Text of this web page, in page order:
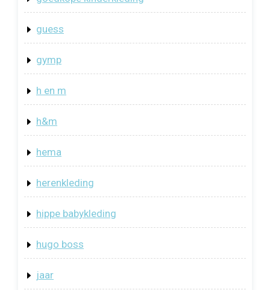
guess
gymp
h en m
h&m
hema
herenkleding
hippe babykleding
hugo boss
jaar